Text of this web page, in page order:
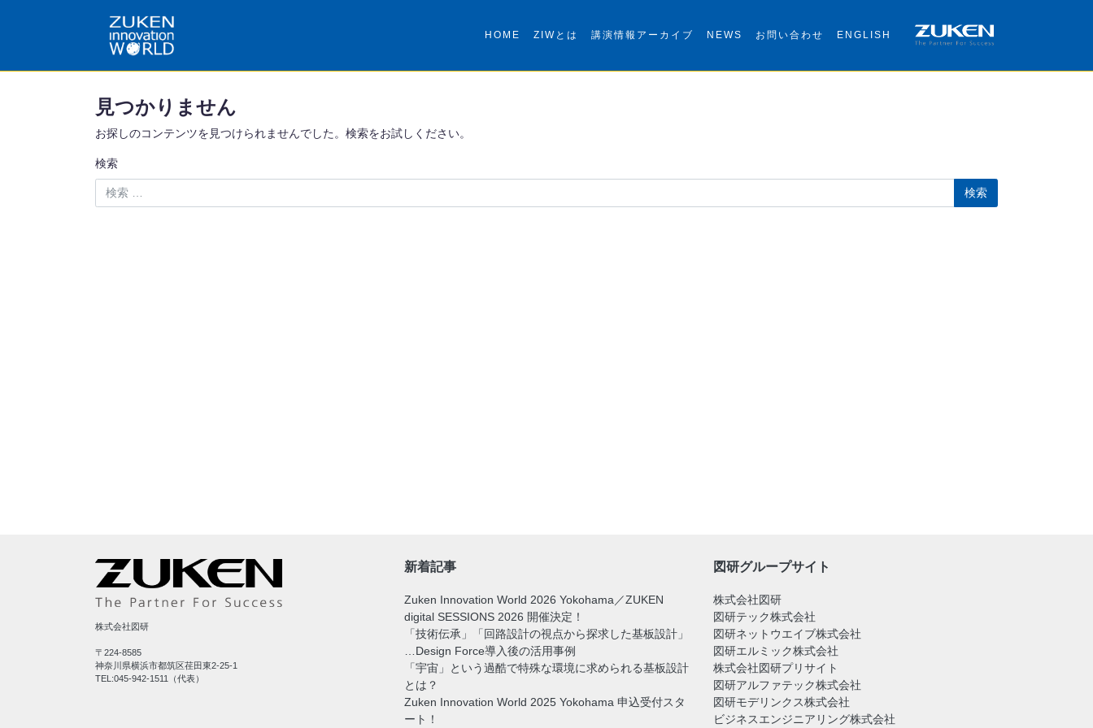
HOME ZIWとは 講演情報アーカイブ NEWS お問い合わせ ENGLISH
見つかりません
お探しのコンテンツを見つけられませんでした。検索をお試しください。
検索
株式会社図研
〒224-8585
神奈川県横浜市都筑区荏田東2-25-1
TEL:045-942-1511（代表）
新着記事
Zuken Innovation World 2026 Yokohama／ZUKEN
digital SESSIONS 2026 開催決定！
「技術伝承」「回路設計の視点から探求した基板設計」
…Design Force導入後の活用事例
「宇宙」という過酷で特殊な環境に求められる基板設計
とは？
Zuken Innovation World 2025 Yokohama 申込受付スタ
ート！
図研グループサイト
株式会社図研
図研テック株式会社
図研ネットウエイブ株式会社
図研エルミック株式会社
株式会社図研プリサイト
図研アルファテック株式会社
図研モデリンクス株式会社
ビジネスエンジニアリング株式会社